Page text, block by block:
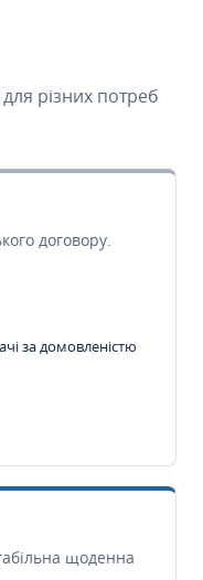
для різних потреб
договору.
за домовленістю
щоденна